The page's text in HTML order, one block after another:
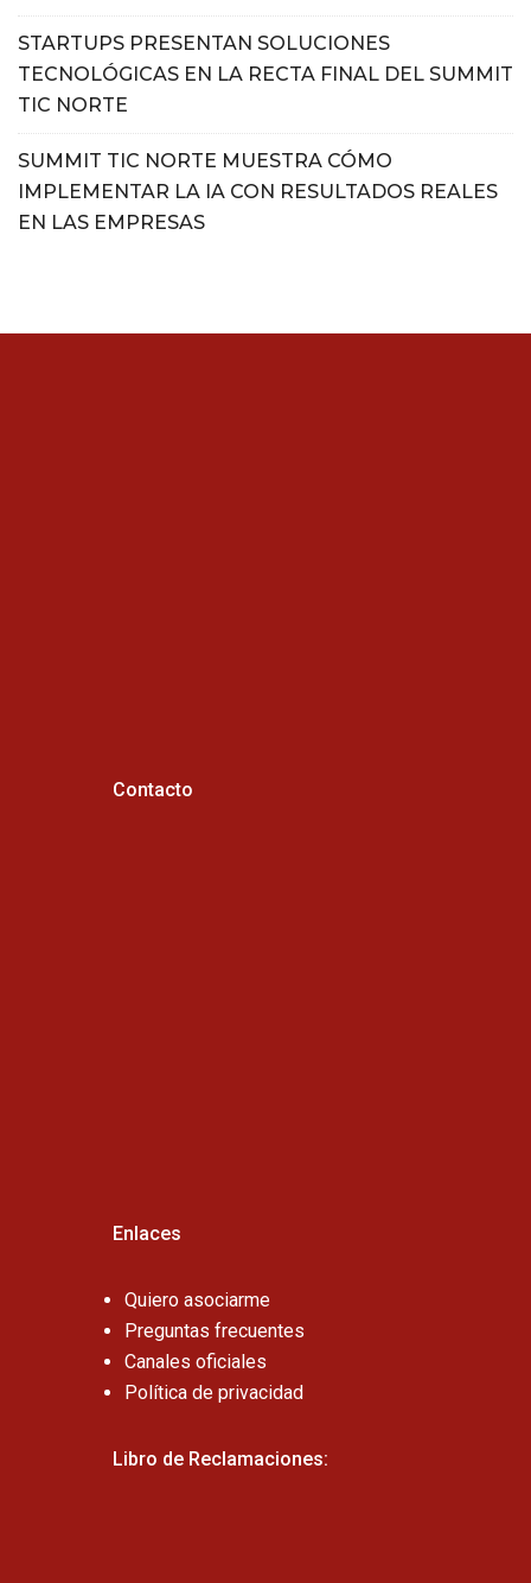
STARTUPS PRESENTAN SOLUCIONES
TECNOLÓGICAS EN LA RECTA FINAL DEL SUMMIT
TIC NORTE
SUMMIT TIC NORTE MUESTRA CÓMO
IMPLEMENTAR LA IA CON RESULTADOS REALES
EN LAS EMPRESAS
Contacto
Enlaces
Quiero asociarme
Preguntas frecuentes
Canales oficiales
Política de privacidad
Libro de Reclamaciones: